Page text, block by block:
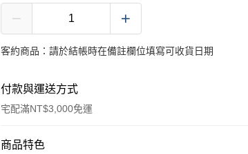
客約商品：請於結帳時在備註欄位填寫可收貨日期
付款與運送方式
宅配滿NT$3,000免運
付款方式
商品特色